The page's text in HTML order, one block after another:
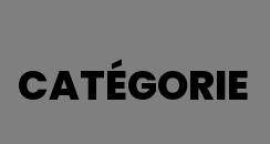
CATÉGORIE